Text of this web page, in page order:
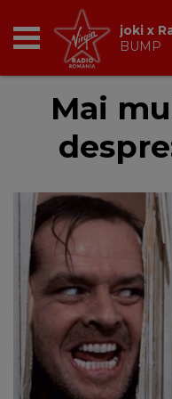
RADIO
BREAKFAST
TIC TALK
CÂȘTIGĂ
HOT 30
DANCEFLOOR
RADIO ACADEMY
joki x
BUMP
Mai